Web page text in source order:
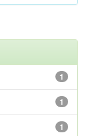
1
1
1